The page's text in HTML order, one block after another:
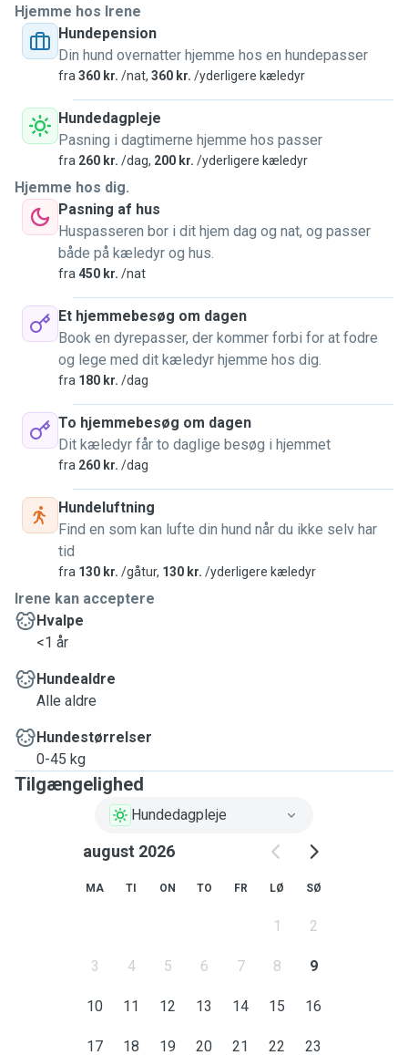
Hjemme hos Irene
Hundepension
Din hund overnatter hjemme hos en hundepasser
fra 360 kr. /nat, 360 kr. /yderligere kæledyr
Hundedagpleje
Pasning i dagtimerne hjemme hos passer
fra 260 kr. /dag, 200 kr. /yderligere kæledyr
Hjemme hos dig.
Pasning af hus
Huspasseren bor i dit hjem dag og nat, og passer
både på kæledyr og hus.
fra 450 kr. /nat
Et hjemmebesøg om dagen
Book en dyrepasser, der kommer forbi for at fodre
og lege med dit kæledyr hjemme hos dig.
fra 180 kr. /dag
To hjemmebesøg om dagen
Dit kæledyr får to daglige besøg i hjemmet
fra 260 kr. /dag
Hundeluftning
Find en som kan lufte din hund når du ikke selv har
tid
fra 130 kr. /gåtur, 130 kr. /yderligere kæledyr
Irene kan acceptere
Hvalpe
<1 år
Hundealdre
Alle aldre
Hundestørrelser
0-45 kg
Tilgængelighed
Hundedagpleje
august 2026
MA TI ON TO FR LØ SØ
1 2
3 4 5 6 7 8 9
10 11 12 13 14 15 16
17 18 19 20 21 22 23